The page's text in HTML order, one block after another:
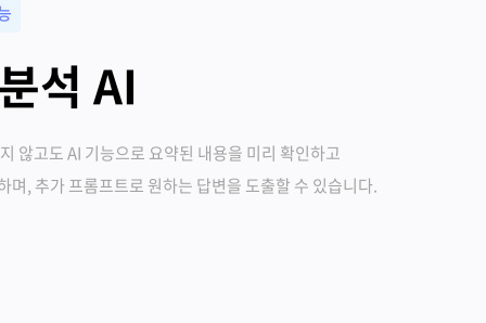
석 AI
않고도 AI 기능으로 요약된 내용을 미리 확인하고
며, 추가 프롬프트로 원하는 답변을 도출할 수 있습니다.